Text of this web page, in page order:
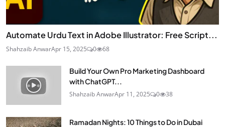
Automate Urdu Text in Adobe Illustrator: Free Script...
Shahzaib AnwarApr 15, 2025 0 68
Build Your Own Pro Marketing Dashboard
with ChatGPT...
Shahzaib AnwarApr 11, 2025 0 38
Ramadan Nights: 10 Things to Do in Dubai